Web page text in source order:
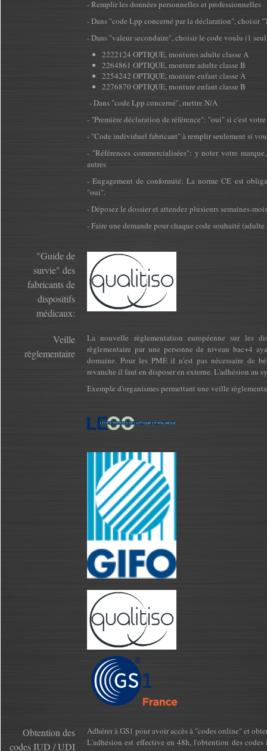
- Remplir les données personnelles et professionnelles
- Dans "code Lpp concerné par la déclaration", choisir
- Dans "valeur secondaire", choisir le code voulu (1
2222124 OPTIQUE, montures adulte classe A
2264861 OPTIQUE, monture adulte classe B
2254242 OPTIQUE, monture enfant classe A
2276870 OPTIQUE, monture enfant classe B
- Dans "code Lpp concerné", mettre N/A
- "Première déclaration de référence": "oui" si c'est
- "Code individuel fabricant" à remplir seulement si
- "Références commercialisées": y noter votre
autres
- Engagement de conformité: La norme CE est
"oui".
- Déposez le dossier et attendez plusieurs semaines-
- Faire une demande pour chaque code souhaité
"Guide de
survie" des
fabricants de
dispositifs
médicaux:
Veille
règlementaire
La nouvelle règlementation européenne sur les
règlementaire par une personne de niveau bac+4
domaine. Pour les PME il n'est pas nécessaire de
revanche il faut en disposer en externe. L'adhésion au
Exemple d'organismes permettant une veille
Obtention des
codes IUD / UDI
Adhérer à GS1 pour avoir accès à "codes online" et
L'adhésion est effective en 48h, l'obtention des